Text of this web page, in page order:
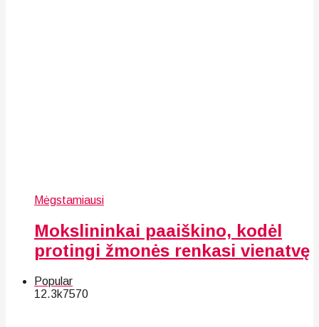
Mėgstamiausi
Mokslininkai paaiškino, kodėl
protingi žmonės renkasi vienatvę
Popular
12.3k7570